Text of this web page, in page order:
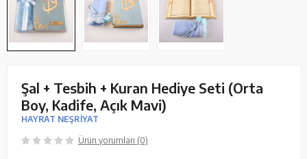
Şal + Tesbih + Kuran Hediye Seti (Orta
Boy, Kadife, Açık Mavi)
HAYRAT NEŞRİYAT
Ürün yorumları (0)